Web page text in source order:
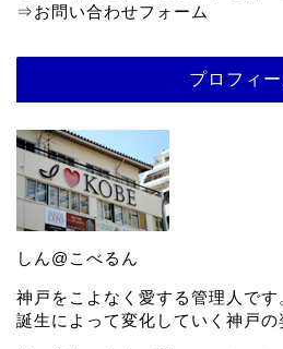
⇒お問い合わせフォーム
プロフィ
しん@こべるん
神戸をこよなく愛する管理人で
誕生によって変化していく神戸の